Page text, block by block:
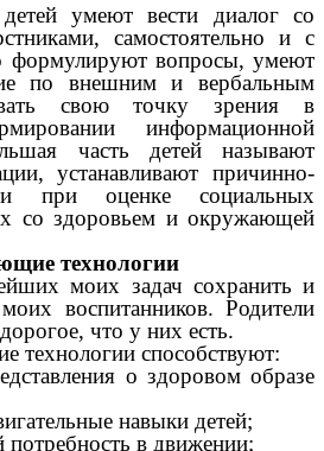
умеют вести диалог со
самостоятельно и с
формулируют вопросы, умеют
по внешним и вербальным
свою точку зрения в
информационной
часть детей называют
устанавливают причинно-
при оценке социальных
со здоровьем и окружающей
технологии
моих задач сохранить и
воспитанников. Родители
что у них есть.
технологии способствуют:
о здоровом образе
навыки детей;
потребность в движении;